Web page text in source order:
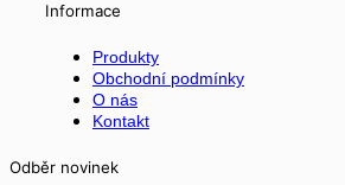
Informace
Produkty
Obchodní podmínky
O nás
Kontakt
Odběr novinek